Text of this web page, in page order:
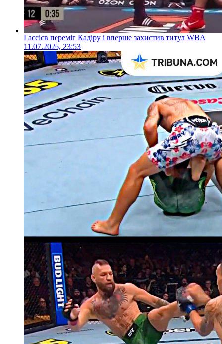
Гассієв переміг Кадіру і вперше захистив титул WBA
11.07.2026, 23:53